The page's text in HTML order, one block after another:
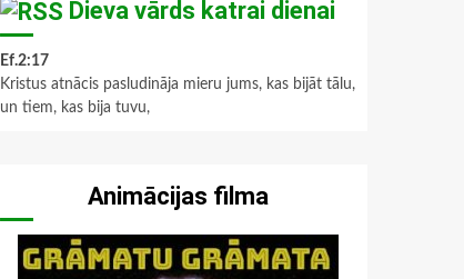
Dieva vārds katrai dienai
Ef.2:17
Kristus atnācis pasludināja mieru jums, kas bijāt tālu,
un tiem, kas bija tuvu,
Animācijas filma